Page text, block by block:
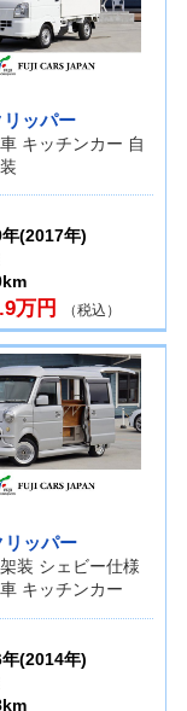
リッパー
キッチンカー 自
年(2017年)
万円 （税込）
リッパー
装 シェビー仕様
キッチンカー
年(2014年)